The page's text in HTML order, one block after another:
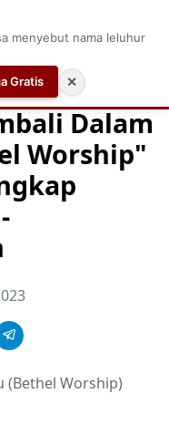
Chord Gitar
Dalam
Worship"
(Bethel Worship)
menyebut nama leluhur
Gratis
✕